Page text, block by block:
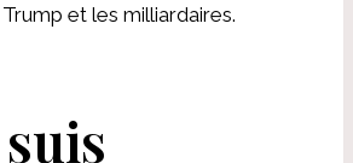
et les milliardaires.